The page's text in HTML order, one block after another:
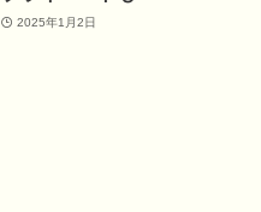
2025年1月2日